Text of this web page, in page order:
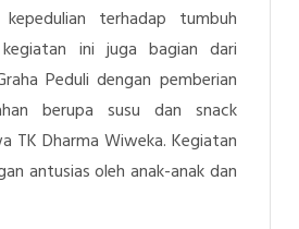
terhadap tumbuh
ini juga bagian dari
Peduli dengan pemberian
berupa susu dan snack
TK Dharma Wiweka. Kegiatan
antusias oleh anak-anak dan